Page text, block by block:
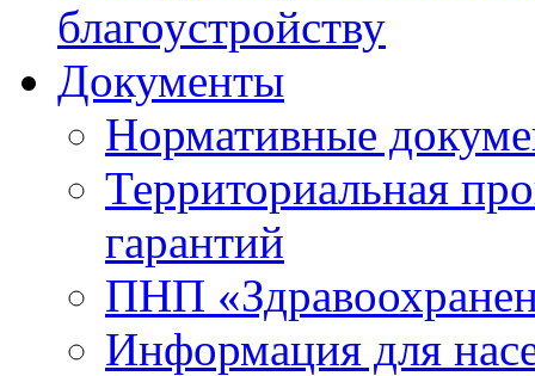
благоустройству
Документы
Нормативные
Территориальная
гарантий
ПНП
Информация для